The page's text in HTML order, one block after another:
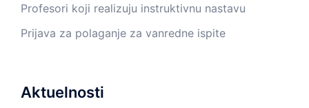
Profesori koji realizuju instruktivnu nastavu
Prijava za polaganje za vanredne ispite
Aktuelnosti